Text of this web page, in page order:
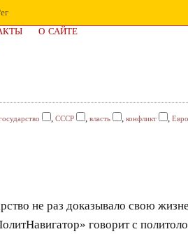
О САЙТЕ
, СССР , власть , конфликт ,
не раз доказывало свою
говорит с